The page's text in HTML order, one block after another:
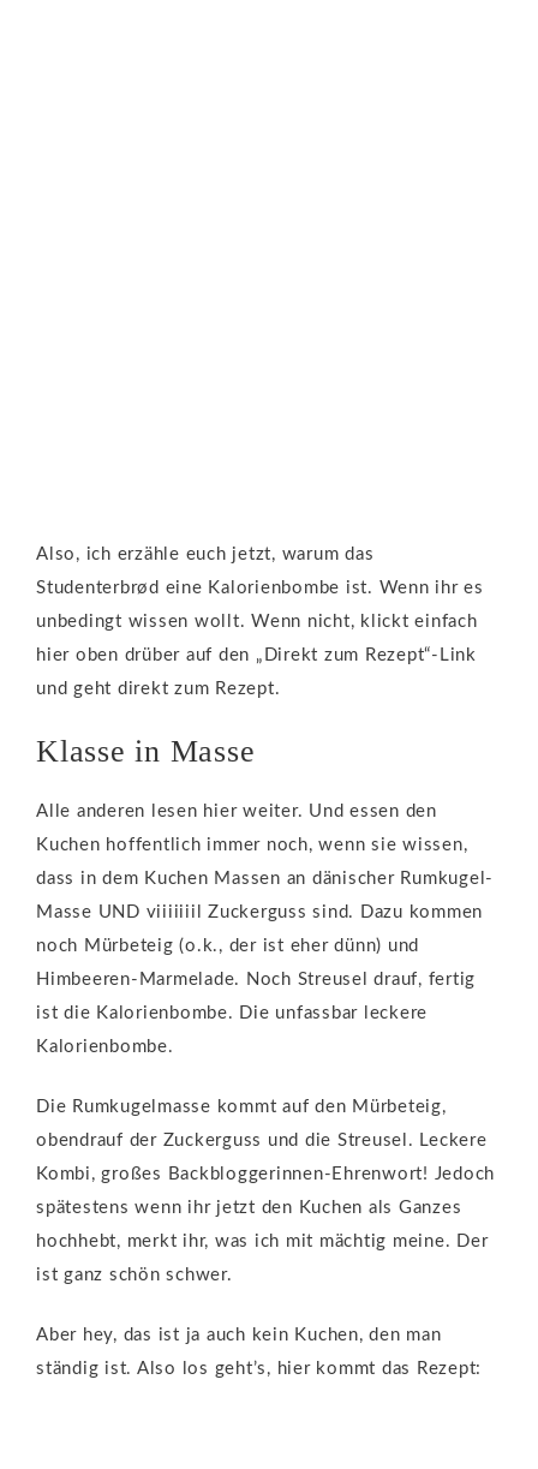
Also, ich erzähle euch jetzt, warum das
Studenterbrød eine Kalorienbombe ist. Wenn ihr es
unbedingt wissen wollt. Wenn nicht, klickt einfach
hier oben drüber auf den „Direkt zum Rezept“-Link
und geht direkt zum Rezept.
Klasse in Masse
Alle anderen lesen hier weiter. Und essen den
Kuchen hoffentlich immer noch, wenn sie wissen,
dass in dem Kuchen Massen an dänischer Rumkugel-
Masse UND viiiiiiil Zuckerguss sind. Dazu kommen
noch Mürbeteig (o.k., der ist eher dünn) und
Himbeeren-Marmelade. Noch Streusel drauf, fertig
ist die Kalorienbombe. Die unfassbar leckere
Kalorienbombe.
Die Rumkugelmasse kommt auf den Mürbeteig,
obendrauf der Zuckerguss und die Streusel. Leckere
Kombi, großes Backbloggerinnen-Ehrenwort! Jedoch
spätestens wenn ihr jetzt den Kuchen als Ganzes
hochhebt, merkt ihr, was ich mit mächtig meine. Der
ist ganz schön schwer.
Aber hey, das ist ja auch kein Kuchen, den man
ständig ist. Also los geht’s, hier kommt das Rezept: